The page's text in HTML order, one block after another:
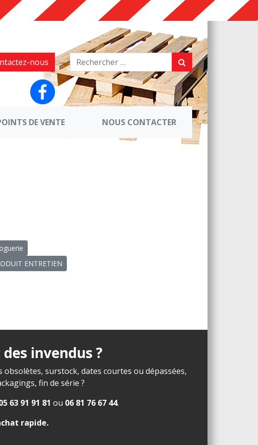
nous
DE VENTE NOUS CONTACTER
ENTRETIEN
invendus ?
obsolètes, surstock, dates courtes ou dépassées,
fin de série ?
63 91 91 81 ou 06 81 76 67 44.
rapide.